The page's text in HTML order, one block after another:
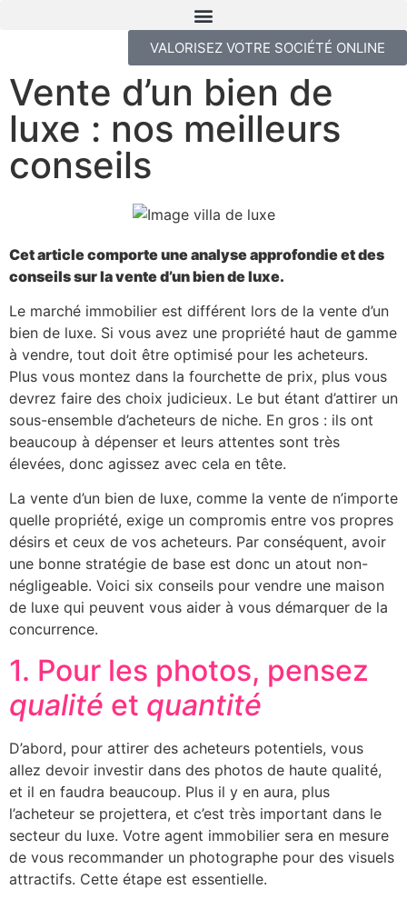
VALORISEZ VOTRE SOCIÉTÉ ONLINE
Vente d’un bien de
luxe : nos meilleurs
conseils
Cet article comporte une analyse approfondie et des
conseils sur la vente d’un bien de luxe.
Le marché immobilier est différent lors de la vente d’un
bien de luxe. Si vous avez une propriété haut de gamme
à vendre, tout doit être optimisé pour les acheteurs.
Plus vous montez dans la fourchette de prix, plus vous
devrez faire des choix judicieux. Le but étant d’attirer un
sous-ensemble d’acheteurs de niche. En gros : ils ont
beaucoup à dépenser et leurs attentes sont très
élevées, donc agissez avec cela en tête.
La vente d’un bien de luxe, comme la vente de n’importe
quelle propriété, exige un compromis entre vos propres
désirs et ceux de vos acheteurs. Par conséquent, avoir
une bonne stratégie de base est donc un atout non-
négligeable. Voici six conseils pour vendre une maison
de luxe qui peuvent vous aider à vous démarquer de la
concurrence.
1. Pour les photos, pensez
qualité et quantité
D’abord, pour attirer des acheteurs potentiels, vous
allez devoir investir dans des photos de haute qualité,
et il en faudra beaucoup. Plus il y en aura, plus
l’acheteur se projettera, et c’est très important dans le
secteur du luxe. Votre agent immobilier sera en mesure
de vous recommander un photographe pour des visuels
attractifs. Cette étape est essentielle.